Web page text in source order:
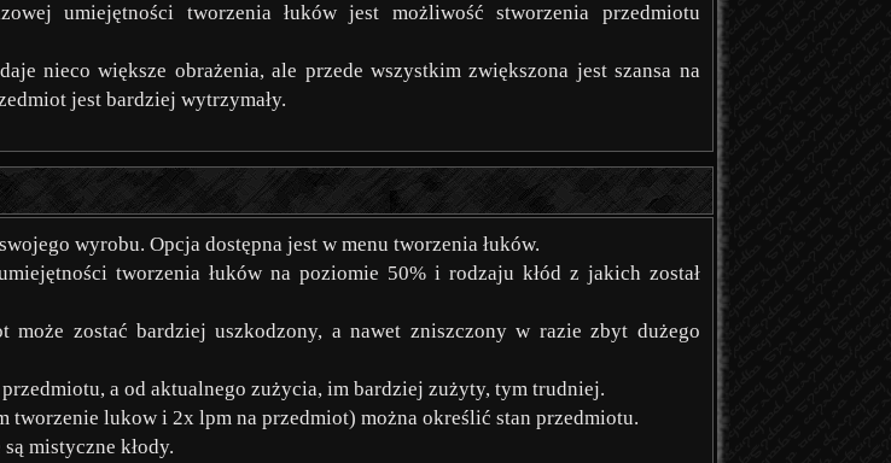
umiejętności tworzenia łuków jest możliwość stworzenia przedmiotu
nieco większe obrażenia, ale przede wszystkim zwiększona jest szansa na
jest bardziej wytrzymały.
wyrobu. Opcja dostępna jest w menu tworzenia łuków.
tworzenia łuków na poziomie 50% i rodzaju kłód z jakich został
może zostać bardziej uszkodzony, a nawet zniszczony w razie zbyt dużego
a od aktualnego zużycia, im bardziej zużyty, tym trudniej.
tworzenie lukow i 2x lpm na przedmiot) można określić stan przedmiotu.
mistyczne kłody.